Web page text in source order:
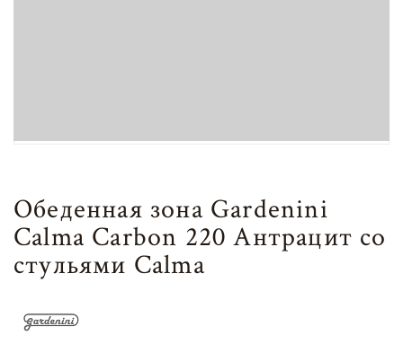
Обеденная зона Gardenini
Calma Carbon 220 Антрацит со
стульями Calma